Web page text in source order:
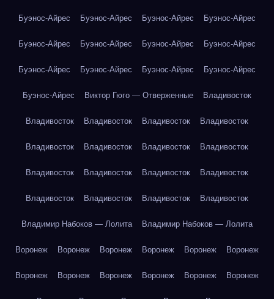
Буэнос-Айрес Буэнос-Айрес Буэнос-Айрес Буэнос-Айрес
Буэнос-Айрес Буэнос-Айрес Буэнос-Айрес Буэнос-Айрес
Буэнос-Айрес Буэнос-Айрес Буэнос-Айрес Буэнос-Айрес
Буэнос-Айрес Виктор Гюго — Отверженные Владивосток
Владивосток Владивосток Владивосток Владивосток
Владивосток Владивосток Владивосток Владивосток
Владивосток Владивосток Владивосток Владивосток
Владивосток Владивосток Владивосток Владивосток
Владимир Набоков — Лолита Владимир Набоков — Лолита
Воронеж Воронеж Воронеж Воронеж Воронеж Воронеж
Воронеж Воронеж Воронеж Воронеж Воронеж Воронеж